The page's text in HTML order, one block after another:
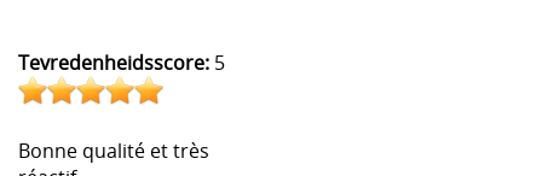
Tevredenheidsscore: 5
Bonne qualité et très